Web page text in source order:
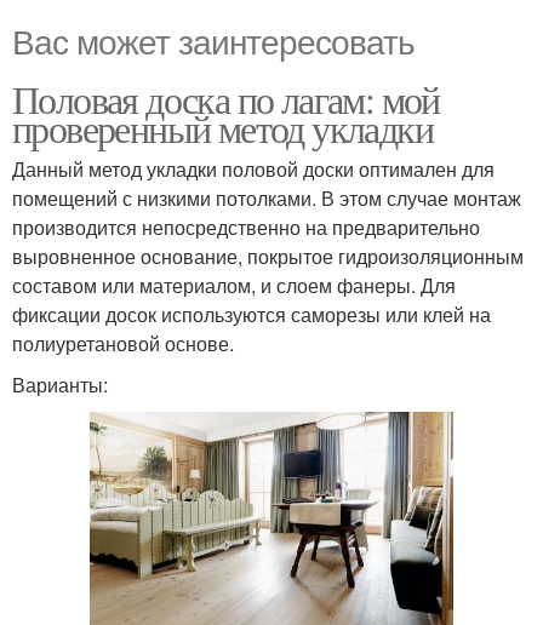
Вас может заинтересовать
Половая доска по лагам: мой
проверенный метод укладки
Данный метод укладки половой доски оптимален для
помещений с низкими потолками. В этом случае монтаж
производится непосредственно на предварительно
выровненное основание, покрытое гидроизоляционным
составом или материалом, и слоем фанеры. Для
фиксации досок используются саморезы или клей на
полиуретановой основе.
Варианты: